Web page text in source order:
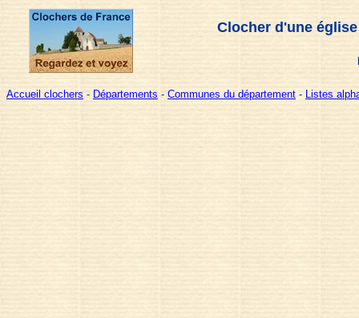
Clocher d'une
Accueil clochers - Départements - Communes du département - Listes